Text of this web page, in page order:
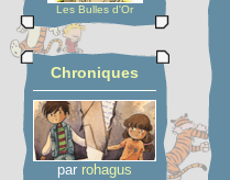
Les Bulles d'Or
Chroniques
par rohagus